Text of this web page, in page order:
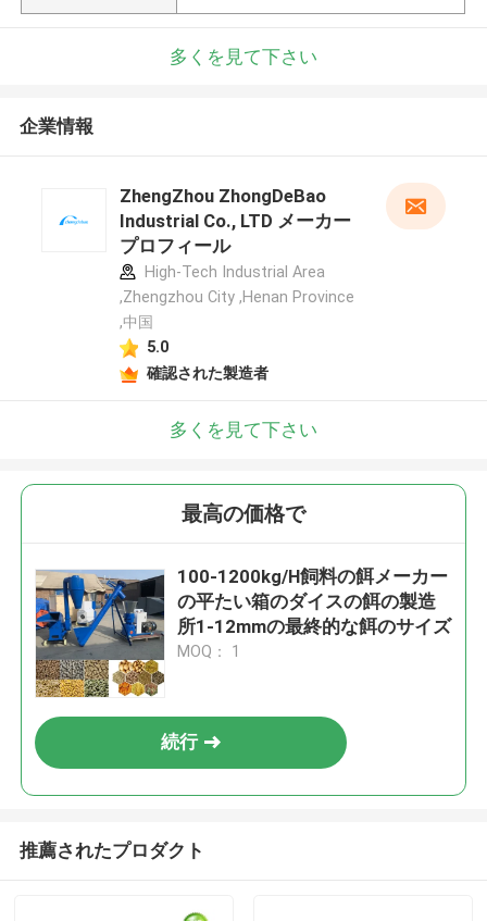
多くを見て下さい
企業情報
ZhengZhou ZhongDeBao
Industrial Co., LTD メーカー
プロフィール
High-Tech Industrial Area
,Zhengzhou City ,Henan Province
,中国
5.0
確認された製造者
多くを見て下さい
最高の価格で
100-1200kg/H飼料の餌メーカー
の平たい箱のダイスの餌の製造
所1-12mmの最終的な餌のサイズ
MOQ： 1
続行
推薦されたプロダクト